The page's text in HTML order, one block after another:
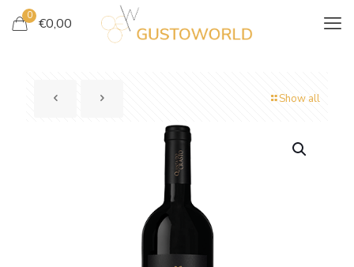
0 €0,00
Show all